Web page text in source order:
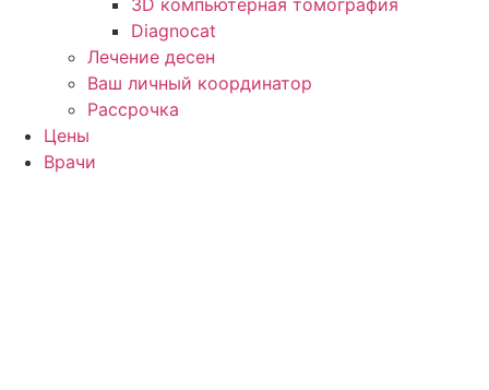
3D компьютерная томография
Diagnocat
Лечение десен
Ваш личный координатор
Рассрочка
Цены
Врачи